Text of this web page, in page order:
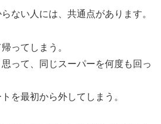
ない人には、共通点があります。
ってしまう。
思って、同じスーパーを何度も回っ
を最初から外してしまう。